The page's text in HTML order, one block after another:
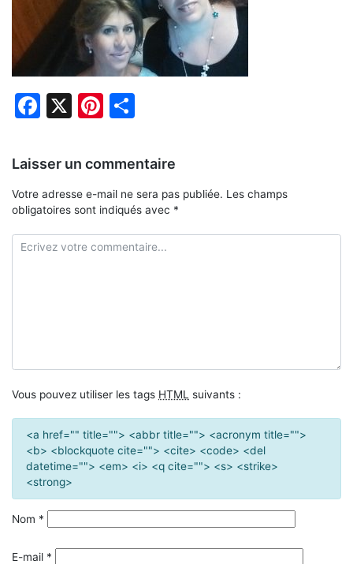
Facebook
X Pinterest
Laisser un commentaire
Votre adresse e-mail ne sera pas publiée. Les champs
obligatoires sont indiqués avec *
Vous pouvez utiliser les tags HTML suivants :
<a href="" title=""> <abbr title=""> <acronym title="">
<b> <blockquote cite=""> <cite> <code> <del
datetime=""> <em> <i> <q cite=""> <s> <strike>
<strong>
Nom *
E-mail *